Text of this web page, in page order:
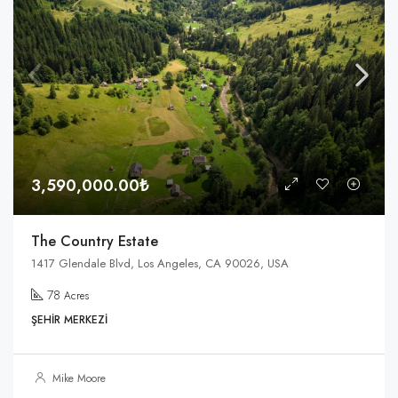
3,590,000.00₺
The Country Estate
1417 Glendale Blvd, Los Angeles, CA 90026, USA
78 Acres
ŞEHIR MERKEZI
Mike Moore